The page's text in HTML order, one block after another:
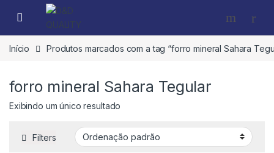
Início Produtos marcados com a tag “forro mineral Sahara
forro mineral Sahara Tegular
Exibindo um único resultado
Filters